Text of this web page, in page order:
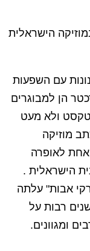
הישראלית
עם השפעות
הן למבוגרים
ולא מעט
מוזיקה
הלחין 3 אופרות, אחת לאופרה
הישראלית .
אבות" עלתה
רבות על
ומגוונים.